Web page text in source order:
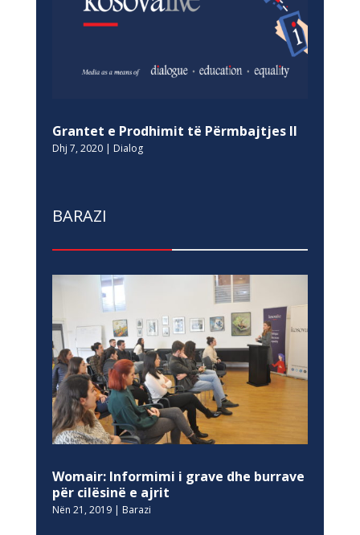
Grantet e Prodhimit të Përmbajtjes II
Dhj 7, 2020| Dialog
BARAZI
Womair: Informimi i grave dhe burrave
për cilësinë e ajrit
Nën 21, 2019| Barazi